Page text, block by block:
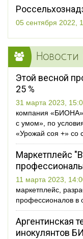
05 сентября 2022,
Новости
Этой весной
25 %
31 марта 2023,
компания «БИОНА»
с умом», по
«Урожай соя +» со
Маркетплейс
11 марта 2023,
маркетплейс,
профессионалов в
Аргентинская
инокулянтов